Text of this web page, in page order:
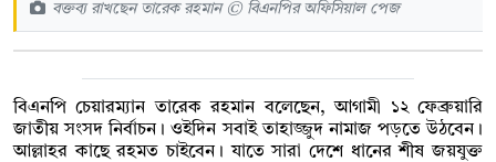
বক্তব্য রাখছেন তারেক রহমান © বিএনপির অফিসিয়াল পেজ
বিএনপি চেয়ারম্যান তারেক রহমান বলেছেন, আগামী ১২ ফেব্রুয়ারি
জাতীয় সংসদ নির্বাচন। ওইদিন সবাই তাহাজ্জুদ নামাজ পড়তে উঠবেন।
আল্লাহর কাছে রহমত চাইবেন। যাতে সারা দেশে ধানের শীষ জয়যুক্ত